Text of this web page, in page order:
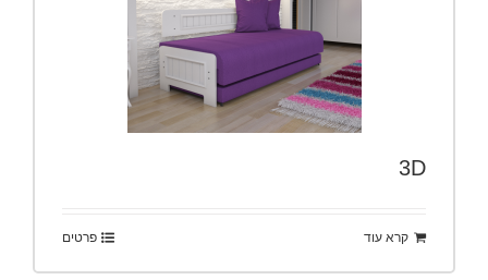
3D
קרא עוד פרטים